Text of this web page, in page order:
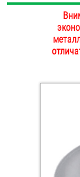
ОПЛАТА И
НАШИ
Дюбели
Заклепки